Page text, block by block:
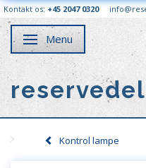
Kontakt os: +45 2047 0320
Skifte navigation
Menu
Kontrol lampe